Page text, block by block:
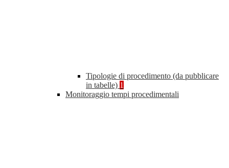
Tipologie di procedimento (da pubblicare
in tabelle) 1
Monitoraggio tempi procedimentali